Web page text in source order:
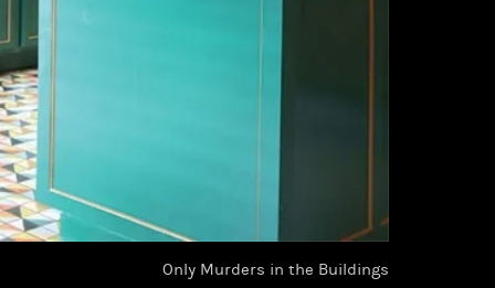
Only Murders in the Buildings